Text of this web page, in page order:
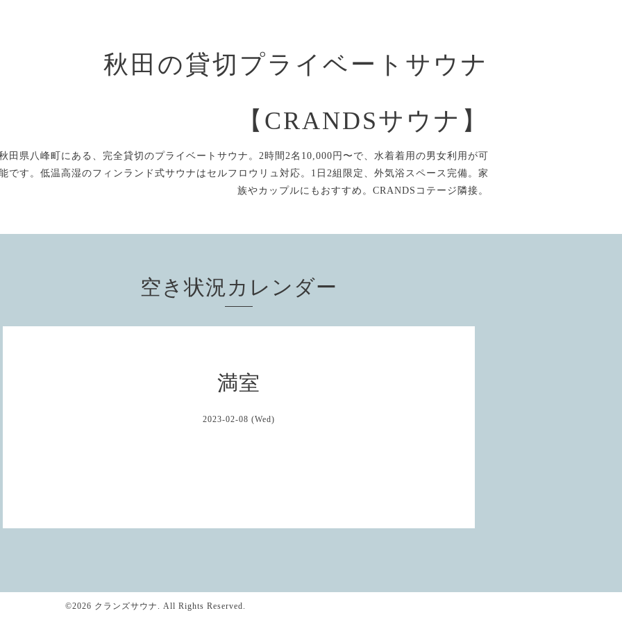
秋田の貸切プライベートサウナ
【CRANDSサウナ】
田県八峰町にある、完全貸切のプライベートサウナ。2時間2名10,000円〜で、水着着用の男女利用が可
です。低温高湿のフィンランド式サウナはセルフロウリュ対応。1日2組限定、外気浴スペース完備。家
族やカップルにもおすすめ。CRANDSコテージ隣接。
空き状況カレンダー
満室
2023-02-08 (Wed)
©2026 クランズサウナ . All Rights Reserved.